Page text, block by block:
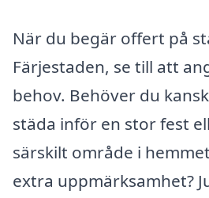
När du begär offert på
Färjestaden, se till att
behov. Behöver du
städa inför en stor fest
särskilt område i
extra uppmärksamhet?